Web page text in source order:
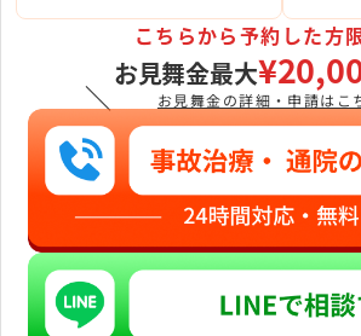
あり、
＼
こちらから予約した方
お見舞金最大
お見舞金の詳細・申請はこ